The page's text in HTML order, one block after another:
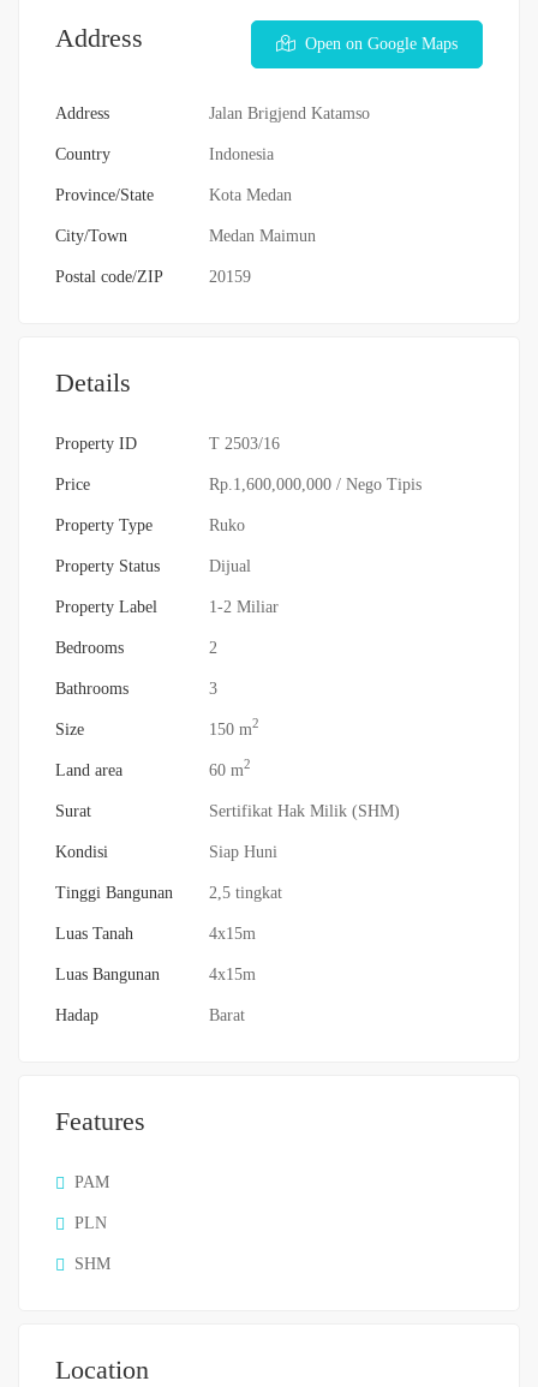
Address Open on Google Maps
Address Jalan Brigjend Katamso
Country Indonesia
Province/State Kota Medan
City/Town Medan Maimun
Postal code/ZIP 20159
Details
Property ID T 2503/16
Price Rp.1,600,000,000 / Nego Tipis
Property Type Ruko
Property Status Dijual
Property Label 1-2 Miliar
Bedrooms 2
Bathrooms 3
Size 150 m2
Land area 60 m2
Surat Sertifikat Hak Milik (SHM)
Kondisi Siap Huni
Tinggi Bangunan 2,5 tingkat
Luas Tanah 4x15m
Luas Bangunan 4x15m
Hadap Barat
Features
PAM
PLN
SHM
Location